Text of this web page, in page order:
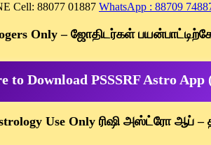
Cell: 88077 01887 WhatsApp : 88709
Only – ஜோதிடர்கள்
to Download PSSSRF Astro App
Use Only ரிஷி அஸ்ட்ரோ ஆப் –